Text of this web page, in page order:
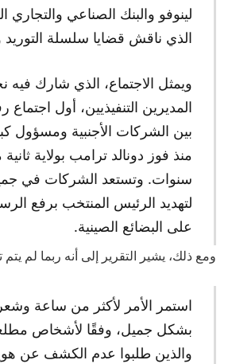
الذي ناقش قضايا سلسلة التوريد
ويمثل الاجتماع، الذي شارك
المديرين التنفيذيين، أول اجتماع
بين الشركات الأجنبية ومسؤول
منذ فوز دونالد ترامب بولاية ثانية
سنوات. وتستعد الشركات في جميع
لتهديد الرئيس المنتخب برفع
على البضائع الصينية.
ومع ذلك، يشير التقرير إلى أنه ربما لم يتم
استمر الأمر لأكثر من ساعة
بشكل جميل، وفقًا لأشخاص
والذين طلبوا عدم الكشف عن